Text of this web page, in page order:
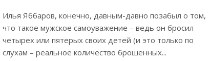
Илья Яббаров, конечно, давным-давно позабыл о том,
что такое мужское самоуважение – ведь он бросил
четырех или пятерых своих детей (и это только по
слухам – реальное количество брошенных...